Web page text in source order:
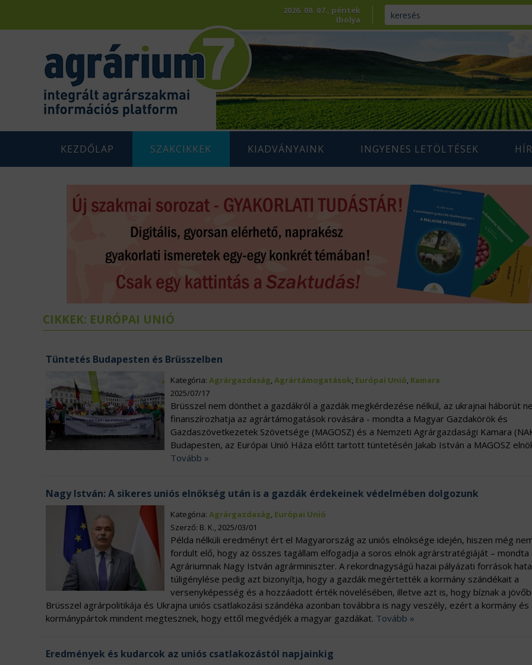
2026. 08. 07., péntek
Ibolya
KEZDŐLAP SZAKCIKKEK
AGRÁRENERGETIKA
AGRÁRGAZDASÁG
GÉPESÍTÉS
AGRÁRTÁMOGATÁSOK KAMARA
ÁLLATTENYÉSZTÉS NÖVÉNYTERMESZTÉS
ÉLELMISZERIPAR NÖVÉNYVÉDELEM
EURÓPAI UNIÓ VIDÉKFEJLESZTÉS
KIADVÁNYAINK
AGRÁRIUM SZAKLAP
AGRÁR SZAKKÖNYVEK
INGYENES LETÖLTÉSEK
AGRÁRIUM MAGAZIN ARCHÍVUM
SZAKMAI TANULMÁNYOK
CIKKEK: EURÓPAI UNIÓ
Tüntetés Budapesten és Brüsszelben
Kategória: Agrárgazdaság, Agrártámogatások, Európai Unió, Kamara
2025/07/17
Brüsszel nem dönthet a gazdákról a gazdák megkérdezése nélkül, az ukrajnai háborút
finanszírozhatja az agrártámogatások rovására - mondta a Magyar Gazdakörök és
Gazdaszövetkezetek Szövetsége (MAGOSZ) és a Nemzeti Agrárgazdasági Kamara
Budapesten, az Európai Unió Háza előtt tartott tüntetésén Jakab István a MAGOSZ
Tovább »
Nagy István: A sikeres uniós elnökség után is a gazdák érdekeinek védelmében dolgozunk
Kategória: Agrárgazdaság, Európai Unió
Szerző: B. K., 2025/03/01
Példa nélküli eredményt ért el Magyarország az uniós elnöksége idején, hiszen még
fordult elő, hogy az összes tagállam elfogadja a soros elnök agrárstratégiáját – mondta
Agráriumnak Nagy István agrárminiszter. A rekordnagyságú hazai pályázati források
túligénylése pedig azt bizonyítja, hogy a gazdák megértették a kormány szándékait a
versenyképesség és a hozzáadott érték növelésében, illetve azt is, hogy bíznak a
Brüsszel agrárpolitikája és Ukrajna uniós csatlakozási szándéka azonban továbbra is nagy veszély, ezért a kormány és
kormánypártok mindent megtesznek, hogy ettől megvédjék a magyar gazdákat. Tovább »
Eredmények és kudarcok az uniós csatlakozástól napjainkig